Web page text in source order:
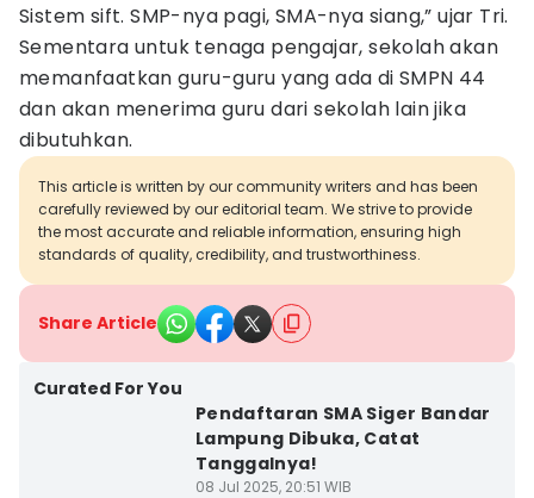
Sistem sift. SMP-nya pagi, SMA-nya siang,” ujar Tri.
Sementara untuk tenaga pengajar, sekolah akan
memanfaatkan guru-guru yang ada di SMPN 44
dan akan menerima guru dari sekolah lain jika
dibutuhkan.
This article is written by our community writers and has been
carefully reviewed by our editorial team. We strive to provide
the most accurate and reliable information, ensuring high
standards of quality, credibility, and trustworthiness.
Share Article
Curated For You
Pendaftaran SMA Siger Bandar
Lampung Dibuka, Catat
Tanggalnya!
08 Jul 2025, 20:51 WIB